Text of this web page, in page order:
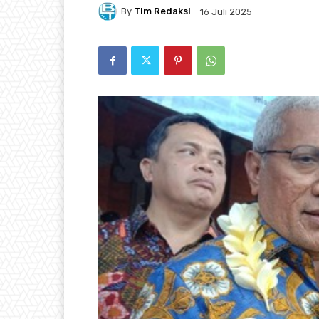
By Tim Redaksi 16 Juli 2025